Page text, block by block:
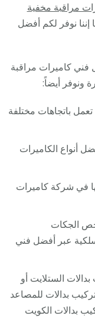
مراقبة مخفية
إننا نوفر لكم أفضل
فني كاميرات مراقبة
ونوفر أيضاً:
باتجاهات مختلفة
أنواع الكاميرات
في شركة كاميرات
الجكات
سلكية عبر أفضل فني
الستلايت أو
بدالات للمصاعد
بدالات الكويت